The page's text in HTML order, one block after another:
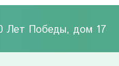
Лет Победы, дом 17